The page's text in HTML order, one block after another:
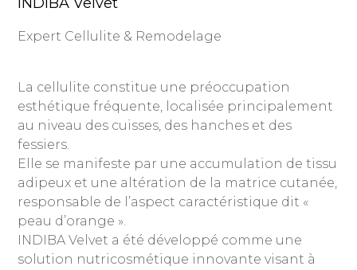
Expert Cellulite & Remodelage
La cellulite constitue une préoccupation
esthétique fréquente, localisée principalement
au niveau des cuisses, des hanches et des
fessiers.
Elle se manifeste par une accumulation de tissu
adipeux et une altération de la matrice cutanée,
responsable de l’aspect caractéristique dit «
peau d’orange ».
INDIBA Velvet a été développé comme une
solution nutricosmétique innovante visant à